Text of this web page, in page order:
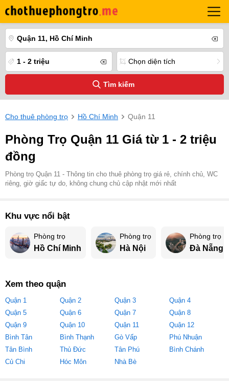
Quận 11, Hồ Chí Minh
1 - 2 triệu Chọn diện tích
Tìm kiếm
Cho thuê phòng trọ Hồ Chí Minh Quận 11
Phòng Trọ Quận 11 Giá từ 1 - 2 triệu
đồng
Phòng trọ Quận 11 - Thông tin cho thuê phòng trọ giá rẻ, chính chủ, WC
riêng, giờ giấc tự do, không chung chủ cập nhật mới nhất
Khu vực nổi bật
Phòng trọ
Hồ Chí Minh
Phòng trọ
Hà Nội
Phòng trọ
Đà Nẵng
Xem theo quận
Quận 1 Quận 2 Quận 3
Quận 4
Quận 5
Quận 6 Quận 7
Quận 8
Quận 9
Quận 10 Quận 11
Quận 12
Bình Tân
Bình Thạnh Gò Vấp
Phú Nhuận
Tân Bình
Thủ Đức Tân Phú
Bình Chánh
Củ Chi
Hóc Môn Nhà Bè